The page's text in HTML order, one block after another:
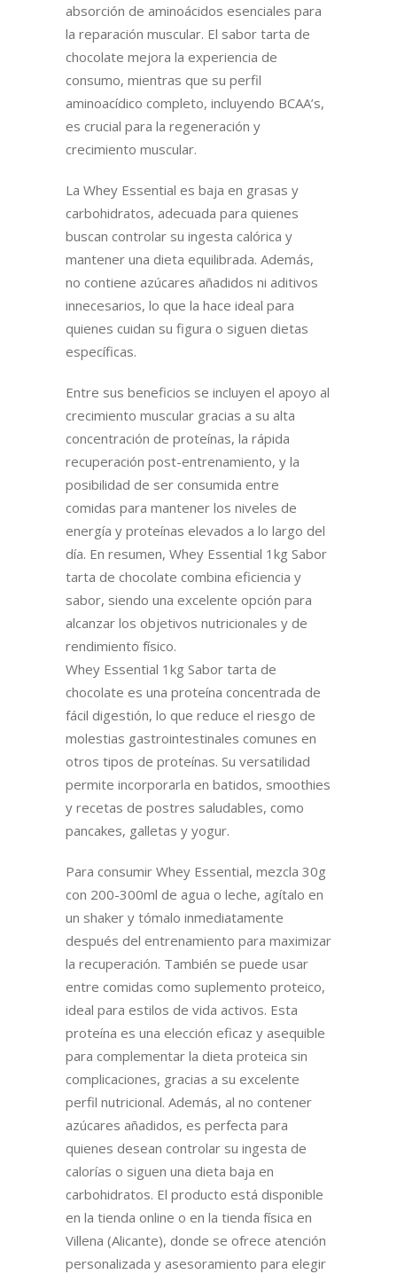
absorción de aminoácidos esenciales para
la reparación muscular. El sabor tarta de
chocolate mejora la experiencia de
consumo, mientras que su perfil
aminoacídico completo, incluyendo BCAA’s,
es crucial para la regeneración y
crecimiento muscular.
La Whey Essential es baja en grasas y
carbohidratos, adecuada para quienes
buscan controlar su ingesta calórica y
mantener una dieta equilibrada. Además,
no contiene azúcares añadidos ni aditivos
innecesarios, lo que la hace ideal para
quienes cuidan su figura o siguen dietas
específicas.
Entre sus beneficios se incluyen el apoyo al
crecimiento muscular gracias a su alta
concentración de proteínas, la rápida
recuperación post-entrenamiento, y la
posibilidad de ser consumida entre
comidas para mantener los niveles de
energía y proteínas elevados a lo largo del
día. En resumen, Whey Essential 1kg Sabor
tarta de chocolate combina eficiencia y
sabor, siendo una excelente opción para
alcanzar los objetivos nutricionales y de
rendimiento físico.
Whey Essential 1kg Sabor tarta de
chocolate es una proteína concentrada de
fácil digestión, lo que reduce el riesgo de
molestias gastrointestinales comunes en
otros tipos de proteínas. Su versatilidad
permite incorporarla en batidos, smoothies
y recetas de postres saludables, como
pancakes, galletas y yogur.
Para consumir Whey Essential, mezcla 30g
con 200-300ml de agua o leche, agítalo en
un shaker y tómalo inmediatamente
después del entrenamiento para maximizar
la recuperación. También se puede usar
entre comidas como suplemento proteico,
ideal para estilos de vida activos. Esta
proteína es una elección eficaz y asequible
para complementar la dieta proteica sin
complicaciones, gracias a su excelente
perfil nutricional. Además, al no contener
azúcares añadidos, es perfecta para
quienes desean controlar su ingesta de
calorías o siguen una dieta baja en
carbohidratos. El producto está disponible
en la tienda online o en la tienda física en
Villena (Alicante), donde se ofrece atención
personalizada y asesoramiento para elegir